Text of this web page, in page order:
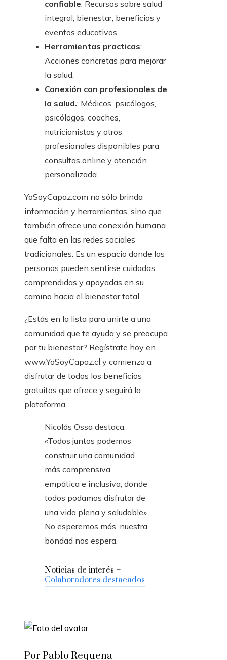
confiable: Recursos sobre salud
integral, bienestar, beneficios y
eventos educativos.
Herramientas practicas:
Acciones concretas para mejorar
la salud.
Conexión con profesionales de
la salud.: Médicos, psicólogos,
psicólogos, coaches,
nutricionistas y otros
profesionales disponibles para
consultas online y atención
personalizada.
YoSoyCapaz.com no sólo brinda
información y herramientas, sino que
también ofrece una conexión humana
que falta en las redes sociales
tradicionales. Es un espacio donde las
personas pueden sentirse cuidadas,
comprendidas y apoyadas en su
camino hacia el bienestar total.
¿Estás en la lista para unirte a una
comunidad que te ayuda y se preocupa
por tu bienestar? Regístrate hoy en
www.YoSoyCapaz.cl y comienza a
disfrutar de todos los beneficios
gratuitos que ofrece y seguirá la
plataforma.
Nicolás Ossa destaca:
«Todos juntos podemos
construir una comunidad
más comprensiva,
empática e inclusiva, donde
todos podamos disfrutar de
una vida plena y saludable».
No esperemos más, nuestra
bondad nos espera.
Noticias de interés –
Colaboradores destacados
Por Pablo Requena